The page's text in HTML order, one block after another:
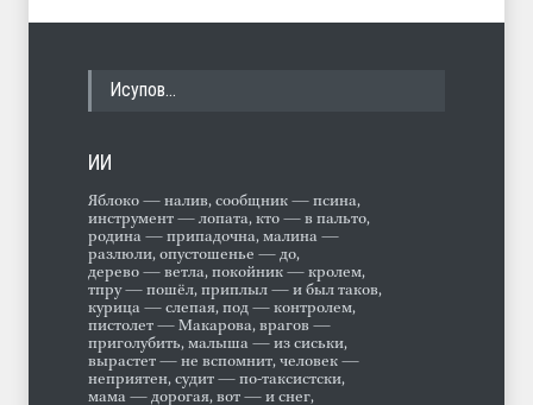
Исупов…
ИИ
Яблоко — налив, сообщник — псина,
инструмент — лопата, кто — в пальто,
родина — припадочна, малина —
разлюли, опустошенье — до,
дерево — ветла, покойник — кролем,
тпру — пошёл, приплыл — и был таков,
курица — слепая, под — контролем,
пистолет — Макарова, врагов —
приголубить, малыша — из сиськи,
вырастет — не вспомнит, человек —
неприятен, судит — по-таксистски,
мама — дорогая, вот — и снег,